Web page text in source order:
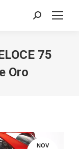
Search:
75
Oro
NOV